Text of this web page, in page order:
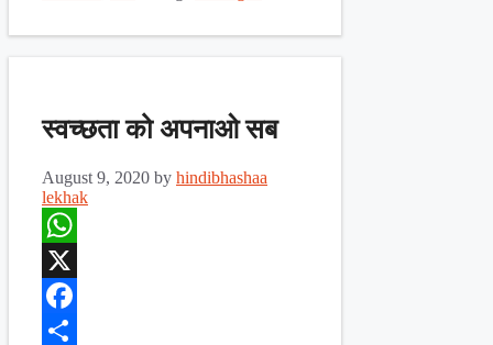
स्वच्छता को अपनाओ सब
August 9, 2020 by hindibhashaa
lekhak
WhatsApp
X
Facebook